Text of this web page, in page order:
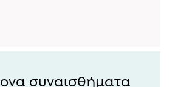
συναισθήματα